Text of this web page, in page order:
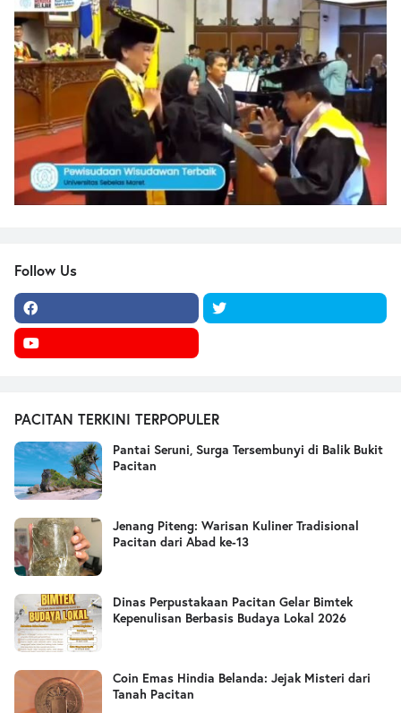
Follow Us
PACITAN TERKINI TERPOPULER
Pantai Seruni, Surga Tersembunyi di Balik Bukit
Pacitan
Jenang Piteng: Warisan Kuliner Tradisional
Pacitan dari Abad ke-13
Dinas Perpustakaan Pacitan Gelar Bimtek
Kepenulisan Berbasis Budaya Lokal 2026
Coin Emas Hindia Belanda: Jejak Misteri dari
Tanah Pacitan